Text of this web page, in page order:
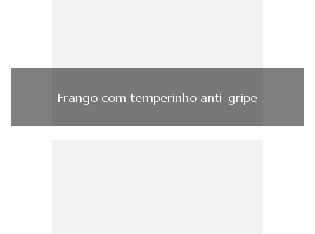
Frango com temperinho anti-gripe